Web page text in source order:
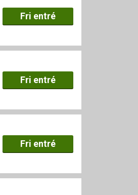
Fri entré
Fri entré
Fri entré